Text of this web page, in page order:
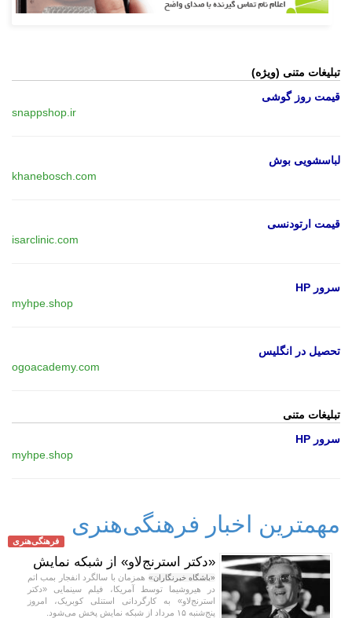
تبلیغات متنی (ویژه)
قیمت روز گوشی
snappshop.ir
لباسشویی بوش
khanebosch.com
قیمت ارتودنسی
isarclinic.com
سرور HP
myhpe.shop
تحصیل در انگلیس
ogoacademy.com
تبلیغات متنی
سرور HP
myhpe.shop
مهمترین اخبار فرهنگی‌هنری
فرهنگی‌هنری
«دکتر استرنج‌لاو» از شبکه نمایش
«باشگاه خبرنگاران» همزمان با سالگرد انفجار بمب اتم
در هیروشیما توسط آمریکا، فیلم سینمایی «دکتر
استرنج‌لاو» به کارگردانی استنلی کوبریک، امروز
پنج‌شنبه ۱۵ مرداد از شبکه نمایش پخش می‌شود.